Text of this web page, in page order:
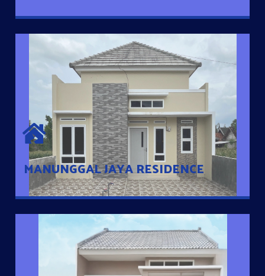
MANUNGGAL JAYA RESIDENCE
MANUNGGAL JAYA RESIDENCE
Cluster Exclusive dengan one Gate System, terdapat taman
mini dan memiliki jarak 200m dari jalan nasional serta dekat
dengan pusat kota